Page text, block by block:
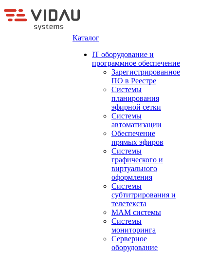
Каталог
IT оборудование и
программное обеспечение
Зарегистрированное
ПО в Реестре
Системы
планирования
эфирной сетки
Системы
автоматизации
Обеспечение
прямых эфиров
Системы
графического и
виртуального
оформления
Системы
субтитрирования и
телетекста
MAM системы
Системы
мониторинга
Серверное
оборудование